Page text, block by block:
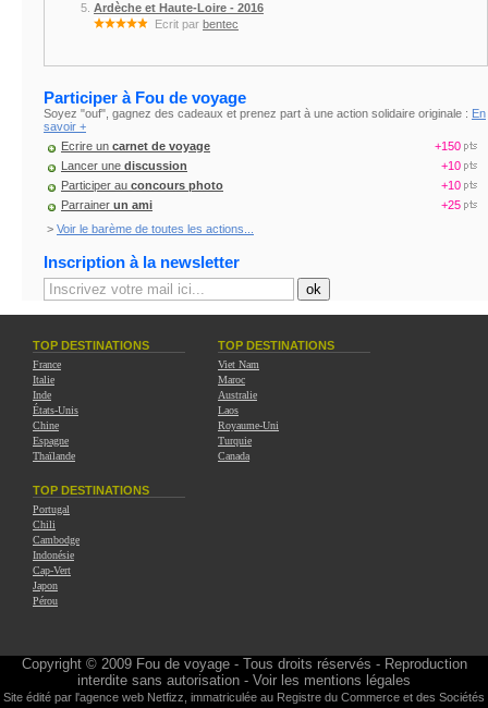
Ardèche et Haute-Loire - 2016
Ecrit par bentec
Participer à Fou de voyage
Soyez "ouf", gagnez des cadeaux et prenez part à une action solidaire originale : En
savoir +
Ecrire un carnet de voyage
+150
Lancer une discussion
+10
Participer au concours photo
+10
Parrainer un ami
+25
> Voir le barème de toutes les actions...
Inscription à la newsletter
TOP DESTINATIONS
France
Italie
Inde
États-Unis
Chine
Espagne
Thaïlande
TOP DESTINATIONS
Viet Nam
Maroc
Australie
Laos
Royaume-Uni
Turquie
Canada
TOP DESTINATIONS
Portugal
Chili
Cambodge
Indonésie
Cap-Vert
Japon
Pérou
Copyright © 2009 Fou de voyage- Tous droits réservés - Reproduction
interdite sans autorisation - Voir les mentions légales
Site édité par l'agence web Netfizz , immatriculée au Registre du Commerce et des Sociétés